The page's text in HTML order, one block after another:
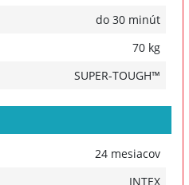
do 30 minút
70 kg
SUPER-TOUGH™
24 mesiacov
INTEX